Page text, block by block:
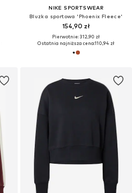
NIKE SPORTSWEAR
Bluzka sportowa 'Phoenix Fleece'
154,90 zł
Pierwotnie: 312,90 zł
Ostatnia najniższa cena:110,94 zł